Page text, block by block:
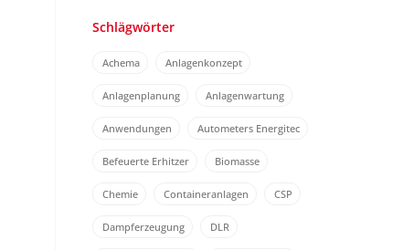
Schlägwörter
Achema Anlagenkonzept
Anlagenplanung Anlagenwartung
Anwendungen Autometers Energitec
Befeuerte Erhitzer Biomasse
Chemie Containeranlagen CSP
Dampferzeugung DLR